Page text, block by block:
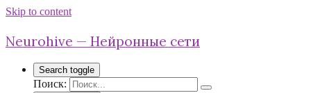
Skip to content
Neurohive — Нейронные сети
Search toggle
Поиск: